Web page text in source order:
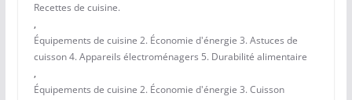
Recettes de cuisine.
,
Équipements de cuisine 2. Économie d'énergie 3. Astuces de
cuisson 4. Appareils électroménagers 5. Durabilité alimentaire
,
Équipements de cuisine 2. Économie d'énergie 3. Cuisson